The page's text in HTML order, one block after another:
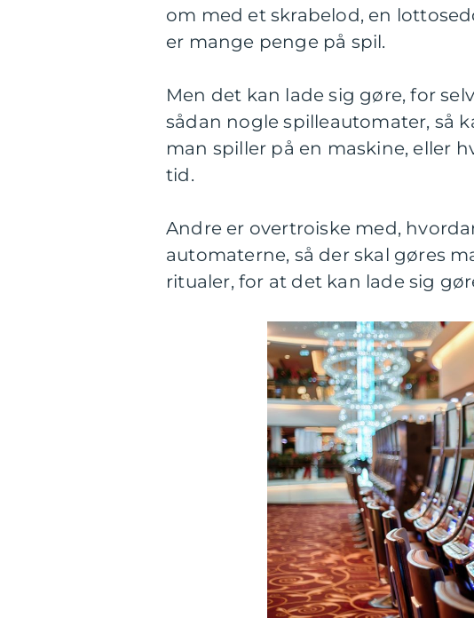
om med et skrabelod, en
er mange penge på spil.
Men det kan lade sig gøre, for
sådan nogle spilleautomater, så
man spiller på en maskine, eller
tid.
Andre er overtroiske med,
automaterne, så der skal gøres
ritualer, for at det kan lade sig